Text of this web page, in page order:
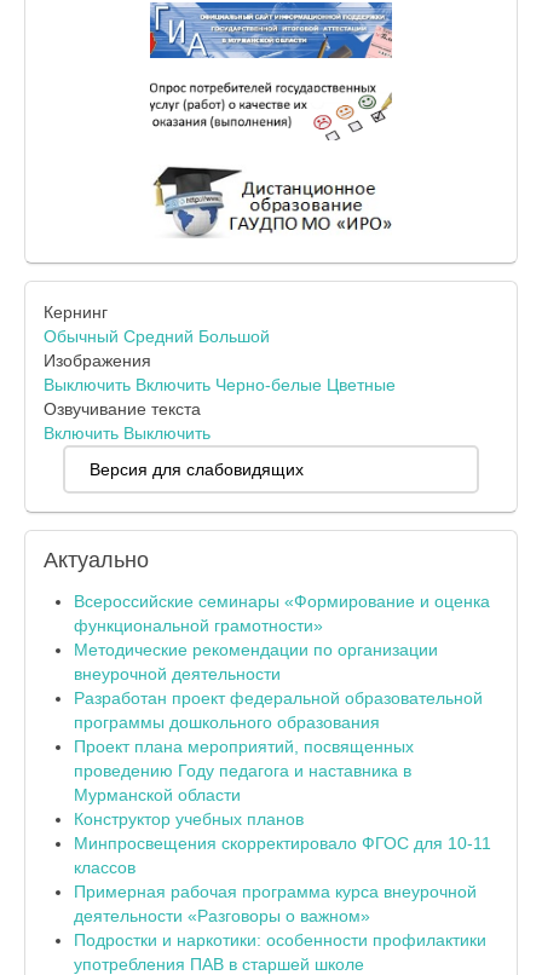
Кернинг
Обычный Средний Большой
Изображения
Выключить Включить Черно-белые Цветные
Озвучивание текста
Включить Выключить
Версия для слабовидящих
Актуально
Всероссийские семинары «Формирование и оценка
функциональной грамотности»
Методические рекомендации по организации
внеурочной деятельности
Разработан проект федеральной образовательной
программы дошкольного образования
Проект плана мероприятий, посвященных
проведению Году педагога и наставника в
Мурманской области
Конструктор учебных планов
Минпросвещения скорректировало ФГОС для 10-11
классов
Примерная рабочая программа курса внеурочной
деятельности «Разговоры о важном»
Подростки и наркотики: особенности профилактики
употребления ПАВ в старшей школе